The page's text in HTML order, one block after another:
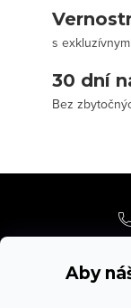
Aby
s
30 dní
Bez
p